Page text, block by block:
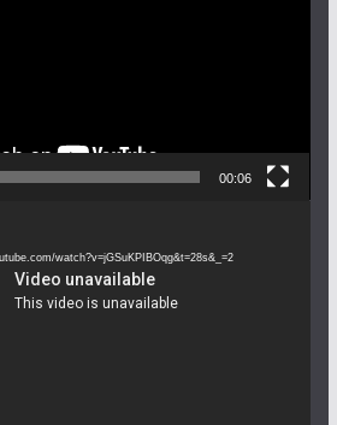
00:06
watch?v=jGSuKPIBOqg&t=28s&_=2